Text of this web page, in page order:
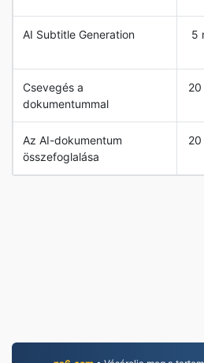
AI Subtitle Generation 5
Csevegés a
dokumentummal
Az AI-dokumentum
összefoglalása